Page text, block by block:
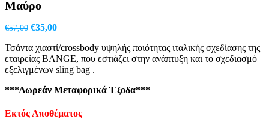
Μαύρο
€57,00 Original
was:
€57,00.
€35,00Η
τιμή
είναι:
€35,00.
Τσάντα χιαστί/crossbody υψηλής ποιότητας ιταλικής σχεδίασης της
εταιρείας BANGE, που εστιάζει στην ανάπτυξη και το σχεδιασμό
εξελιγμένων sling bag .
***Δωρεάν Μεταφορικά Έξοδα***
Εκτός Αποθέματος